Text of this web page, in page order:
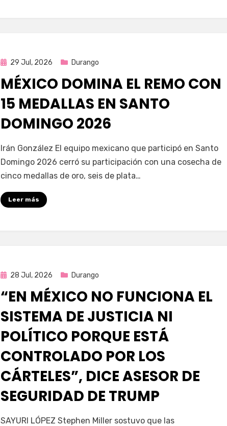
Publicada
29 Jul, 2026 Durango
MÉXICO DOMINA EL REMO CON
15 MEDALLAS EN SANTO
DOMINGO 2026
porFernando Miranda Servín
Irán González El equipo mexicano que participó en Santo
Domingo 2026 cerró su participación con una cosecha de
cinco medallas de oro, seis de plata…
Leer más
Publicada
28 Jul, 2026 Durango
“EN MÉXICO NO FUNCIONA EL
SISTEMA DE JUSTICIA NI
POLÍTICO PORQUE ESTÁ
CONTROLADO POR LOS
CÁRTELES”, DICE ASESOR DE
SEGURIDAD DE TRUMP
porFernando Miranda Servín
SAYURI LÓPEZ Stephen Miller sostuvo que las